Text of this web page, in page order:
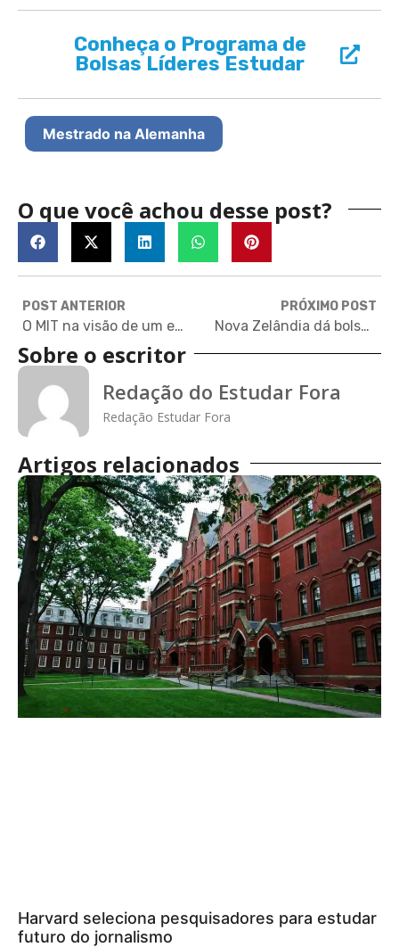
Conheça o Programa de
Bolsas Líderes Estudar
Mestrado na Alemanha
O que você achou desse post?
POST ANTERIOR
O MIT na visão de um estudante brasileiro
PRÓXIMO POST
Nova Zelândia dá bolsas de estudo para pós-graduação
Sobre o escritor
Redação do Estudar Fora
Redação Estudar Fora
Artigos relacionados
Harvard seleciona pesquisadores para estudar
futuro do jornalismo